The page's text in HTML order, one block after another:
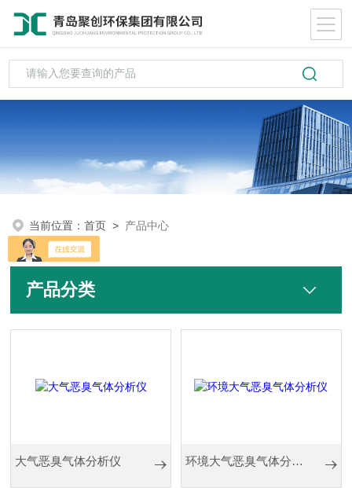
当前位置：首页 > 产品中心
产品分类
大气恶臭气体分析仪 环境大气恶臭气体分析仪